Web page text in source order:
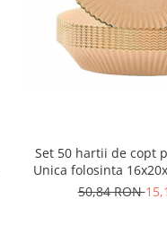
Set 50 hartii de copt
Unica folosinta
50,84 RON